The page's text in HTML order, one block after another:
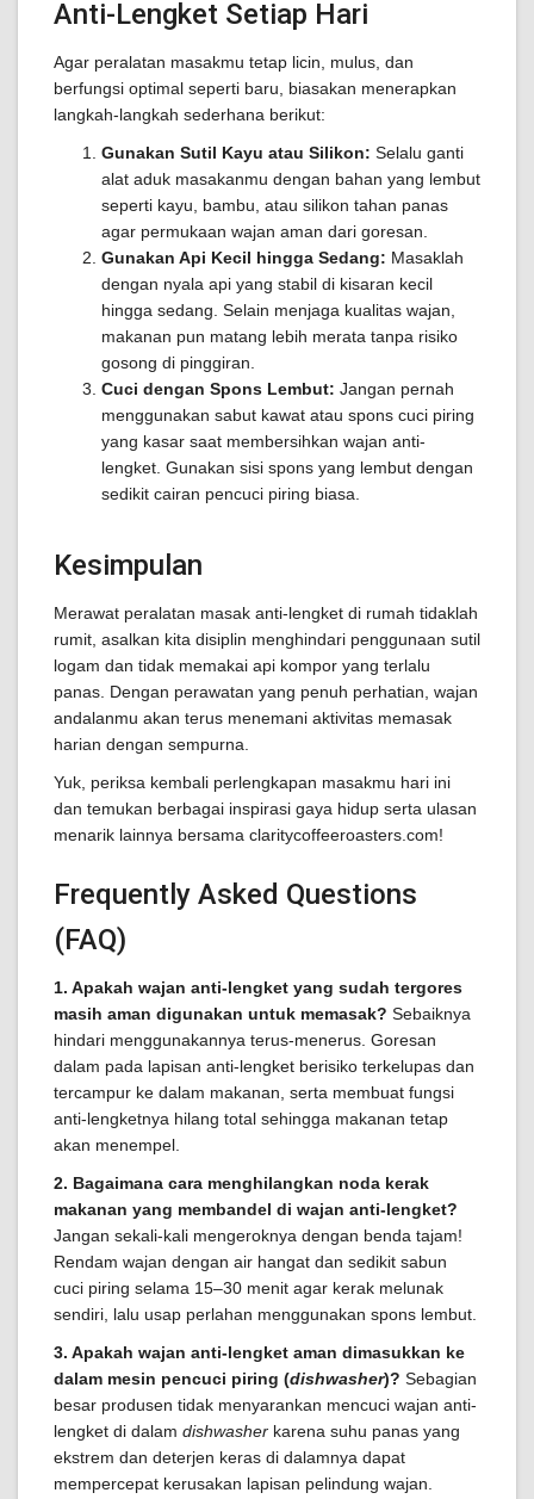
Anti-Lengket Setiap Hari
Agar peralatan masakmu tetap licin, mulus, dan
berfungsi optimal seperti baru, biasakan menerapkan
langkah-langkah sederhana berikut:
Gunakan Sutil Kayu atau Silikon: Selalu ganti
alat aduk masakanmu dengan bahan yang lembut
seperti kayu, bambu, atau silikon tahan panas
agar permukaan wajan aman dari goresan.
Gunakan Api Kecil hingga Sedang: Masaklah
dengan nyala api yang stabil di kisaran kecil
hingga sedang. Selain menjaga kualitas wajan,
makanan pun matang lebih merata tanpa risiko
gosong di pinggiran.
Cuci dengan Spons Lembut: Jangan pernah
menggunakan sabut kawat atau spons cuci piring
yang kasar saat membersihkan wajan anti-
lengket. Gunakan sisi spons yang lembut dengan
sedikit cairan pencuci piring biasa.
Kesimpulan
Merawat peralatan masak anti-lengket di rumah tidaklah
rumit, asalkan kita disiplin menghindari penggunaan sutil
logam dan tidak memakai api kompor yang terlalu
panas. Dengan perawatan yang penuh perhatian, wajan
andalanmu akan terus menemani aktivitas memasak
harian dengan sempurna.
Yuk, periksa kembali perlengkapan masakmu hari ini
dan temukan berbagai inspirasi gaya hidup serta ulasan
menarik lainnya bersama claritycoffeeroasters.com!
Frequently Asked Questions
(FAQ)
1. Apakah wajan anti-lengket yang sudah tergores
masih aman digunakan untuk memasak? Sebaiknya
hindari menggunakannya terus-menerus. Goresan
dalam pada lapisan anti-lengket berisiko terkelupas dan
tercampur ke dalam makanan, serta membuat fungsi
anti-lengketnya hilang total sehingga makanan tetap
akan menempel.
2. Bagaimana cara menghilangkan noda kerak
makanan yang membandel di wajan anti-lengket?
Jangan sekali-kali mengeroknya dengan benda tajam!
Rendam wajan dengan air hangat dan sedikit sabun
cuci piring selama 15–30 menit agar kerak melunak
sendiri, lalu usap perlahan menggunakan spons lembut.
3. Apakah wajan anti-lengket aman dimasukkan ke
dalam mesin pencuci piring (dishwasher)? Sebagian
besar produsen tidak menyarankan mencuci wajan anti-
lengket di dalam dishwasher karena suhu panas yang
ekstrem dan deterjen keras di dalamnya dapat
mempercepat kerusakan lapisan pelindung wajan.